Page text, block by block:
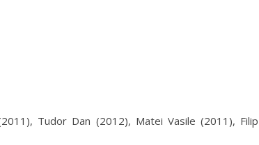
Tudor Dan (2012), Matei Vasile (2011), Filip